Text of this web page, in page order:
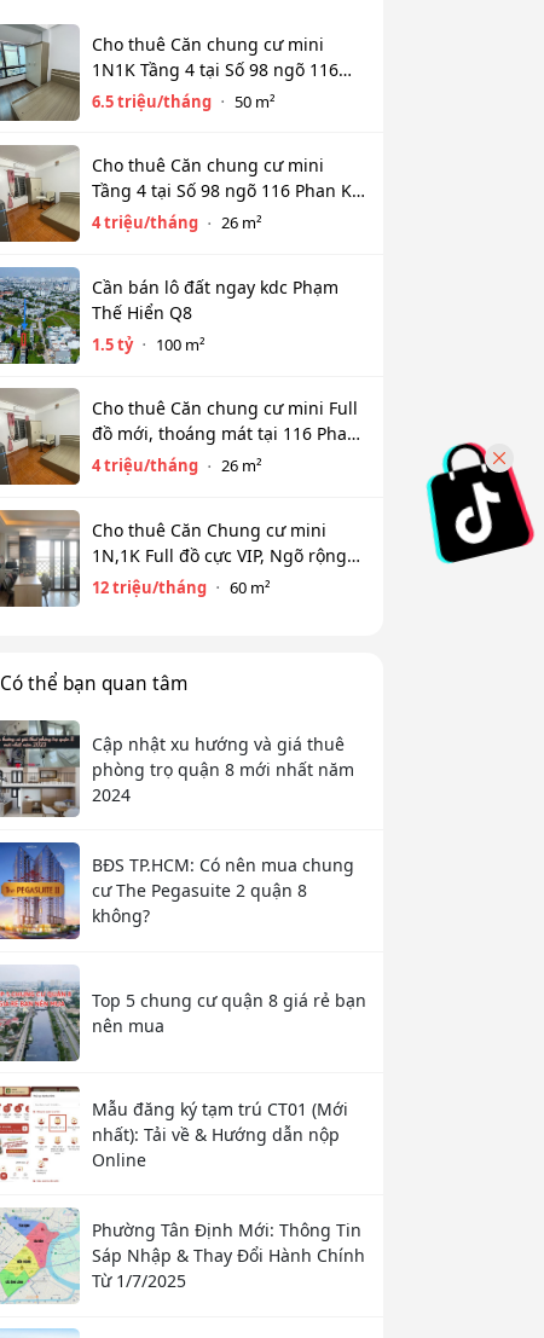
Cho thuê Căn chung cư mini
1N1K Tầng 4 tại Số 98 ngõ 116
Phan Kế Bính, Ba Đình. Chỉ 6.5tr
6.5 triệu/tháng 50 m²
Cho thuê Căn chung cư mini
Tầng 4 tại Số 98 ngõ 116 Phan Kế
Bính, Cống Vị, Ba Đình. Chỉ 4tr
4 triệu/tháng 26 m²
Cần bán lô đất ngay kdc Phạm
Thế Hiển Q8
1.5 tỷ 100 m²
Cho thuê Căn chung cư mini Full
đồ mới, thoáng mát tại 116 Phan
Kế Bính, Ba Đình. Chỉ 4 tr
4 triệu/tháng 26 m²
Cho thuê Căn Chung cư mini
1N,1K Full đồ cực VIP, Ngõ rộng
View toàn mặt hồ Tây. Chỉ 12tr
12 triệu/tháng 60 m²
Có thể bạn quan tâm
Cập nhật xu hướng và giá thuê
phòng trọ quận 8 mới nhất năm
2024
BĐS TP.HCM: Có nên mua chung
cư The Pegasuite 2 quận 8
không?
Top 5 chung cư quận 8 giá rẻ bạn
nên mua
Mẫu đăng ký tạm trú CT01 (Mới
nhất): Tải về & Hướng dẫn nộp
Online
Phường Tân Định Mới: Thông Tin
Sáp Nhập & Thay Đổi Hành Chính
Từ 1/7/2025